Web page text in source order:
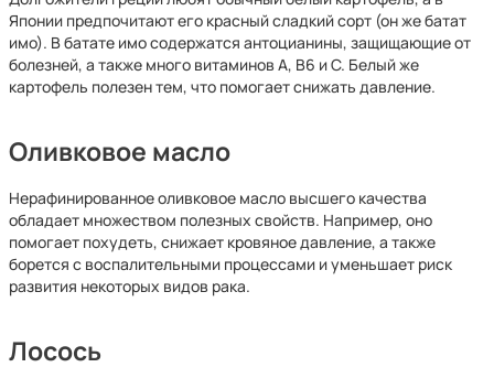
Японии предпочитают его красный сладкий сорт (он же батат
имо). В батате имо содержатся антоцианины, защищающие от
болезней, а также много витаминов A, B6 и С. Белый же
картофель полезен тем, что помогает снижать давление.
Оливковое масло
Нерафинированное оливковое масло высшего качества
обладает множеством полезных свойств. Например, оно
помогает похудеть, снижает кровяное давление, а также
борется с воспалительными процессами и уменьшает риск
развития некоторых видов рака.
Лосось